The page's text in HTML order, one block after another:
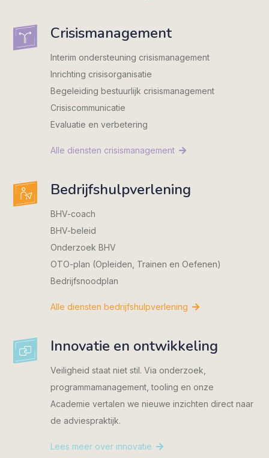
Crisismanagement
Interim ondersteuning crisismanagement
Inrichting crisisorganisatie
Begeleiding bestuurlijk crisismanagement
Crisiscommunicatie
Evaluatie en verbetering
Alle diensten crisismanagement
Bedrijfshulpverlening
BHV-coach
BHV-beleid
Onderzoek BHV
OTO-plan (Opleiden, Trainen en Oefenen)
Bedrijfsnoodplan
Alle diensten bedrijfshulpverlening
Innovatie en ontwikkeling
Veiligheid staat niet stil. Via onderzoek,
programmamanagement, tooling en onze
Academie vertalen we nieuwe inzichten direct naar
de adviespraktijk.
Lees meer over innovatie